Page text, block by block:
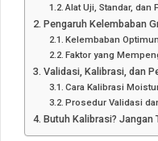
Alat Uji, Standar,
Pengaruh Kelembaban
Kelembaban
Faktor yang
Validasi, Kalibrasi, dan
Cara Kalibrasi
Prosedur Validasi
Butuh Kalibrasi? Jangan